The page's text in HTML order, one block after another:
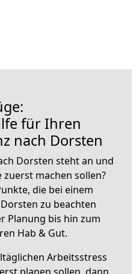
für Ihren
nach Dorsten
Dorsten steht an und
zuerst machen sollen?
die bei einem
zu beachten
Planung bis hin zum
Hab & Gut.
Arbeitsstress